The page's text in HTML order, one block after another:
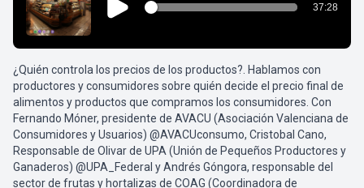
¿Quién controla los precios de los productos?. Hablamos con
productores y consumidores sobre quién decide el precio final de
alimentos y productos que compramos los consumidores. Con
Fernando Móner, presidente de AVACU (Asociación Valenciana de
Consumidores y Usuarios) @AVACUconsumo, Cristobal Cano,
Responsable de Olivar de UPA (Unión de Pequeños Productores y
Ganaderos) @UPA_Federal y Andrés Góngora, responsable del
sector de frutas y hortalizas de COAG (Coordinadora de